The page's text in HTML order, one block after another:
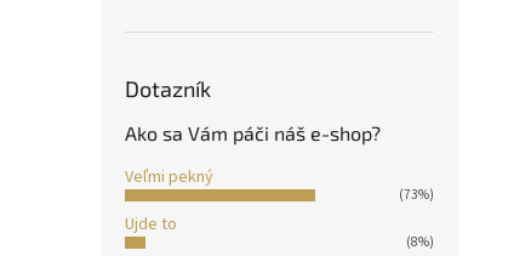
Dotazník
Ako sa Vám páči náš e-shop?
Veľmi pekný
(73%)
Ujde to
(8%)